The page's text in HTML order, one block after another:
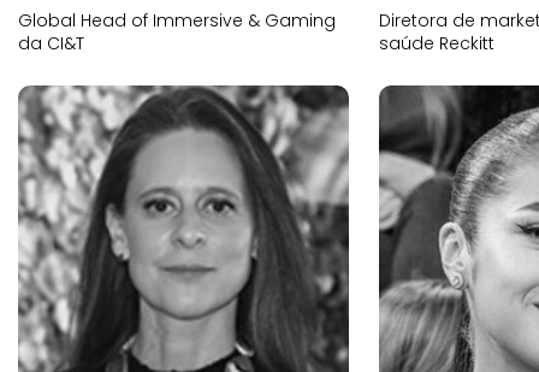
Global Head of Immersive & Gaming
da CI&T
Diretora de
saúde Reckitt